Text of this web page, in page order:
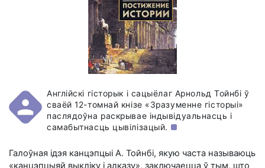
Англійскі гісторык і сацыёлаг Арнольд Тойнбі ў
сваёй 12-томнай кнізе «Зразуменне гісторыі»
паслядоўна раскрывае індывідуальнасць і
самабытнасць цывілізацый.
Галоўная ідэя канцэпцыі А. Тойнбі, якую часта называюць
«канцэпцыяй выкліку і адказу», заключаецца ў тым, што